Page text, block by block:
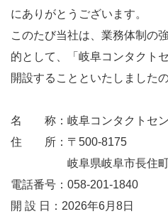
にありがとうございます。
このたび当社は、業務体制の
的として、「岐阜コンタクト
開設することといたしました
名 称：岐阜コンタクトセ
住 所：〒500-8175
岐阜県岐阜市長住町5
電話番号：058-201-1840
開 設 日：2026年6月8日